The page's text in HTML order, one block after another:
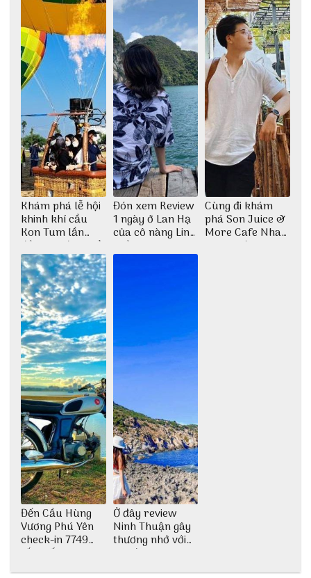
Khám phá lễ hội
khinh khí cầu
Kon Tum lần
đầu tiên được tổ
chức
Đón xem Review
1 ngày ở Lan Hạ
của cô nàng Linh
Trần
Cùng đi khám
phá Son Juice &
More Cafe Nha
Trang với anh
Đến Cầu Hùng
Vương Phú Yên
check-in 7749
tấm sống ảo
Ở đây review
Ninh Thuận gây
thương nhớ với
nét đẹp thiên